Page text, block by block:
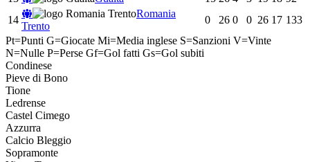
14
Romania
Trento
0 26 0 0 26 17 133
Pt=Punti G=Giocate Mi=Media inglese S=Sanzioni V=Vinte
N=Nulle P=Perse Gf=Gol fatti Gs=Gol subiti
Condinese
Pieve di Bono
Tione
Ledrense
Castel Cimego
Azzurra
Calcio Bleggio
Sopramonte